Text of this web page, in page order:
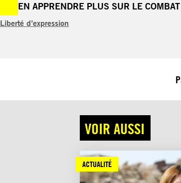
EN APPRENDRE PLUS SUR LE COMBAT
Liberté d’expression
VOIR AUSSI
ACTUALITÉ